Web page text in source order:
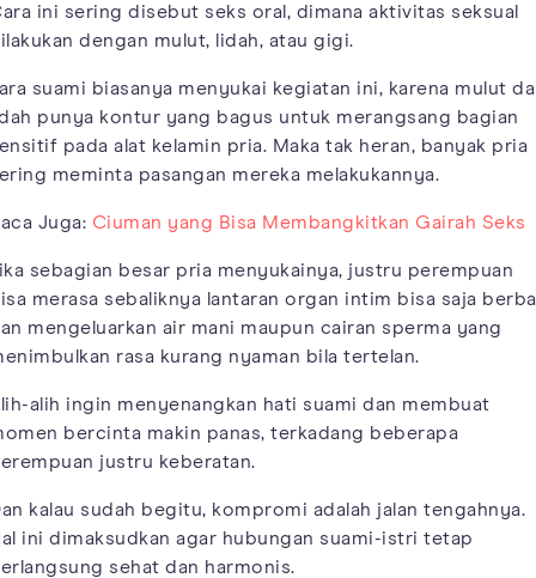
ini sering disebut seks oral, dimana aktivitas seksual
dengan mulut, lidah, atau gigi.
suami biasanya menyukai kegiatan ini, karena mulut
punya kontur yang bagus untuk merangsang bagian
pada alat kelamin pria. Maka tak heran, banyak pria
meminta pasangan mereka melakukannya.
Juga: Ciuman yang Bisa Membangkitkan Gairah Seks
sebagian besar pria menyukainya, justru perempuan
merasa sebaliknya lantaran organ intim bisa saja
mengeluarkan air mani maupun cairan sperma yang
rasa kurang nyaman bila tertelan.
alih ingin menyenangkan hati suami dan membuat
bercinta makin panas, terkadang beberapa
justru keberatan.
kalau sudah begitu, kompromi adalah jalan tengahnya.
ini dimaksudkan agar hubungan suami-istri tetap
sehat dan harmonis.